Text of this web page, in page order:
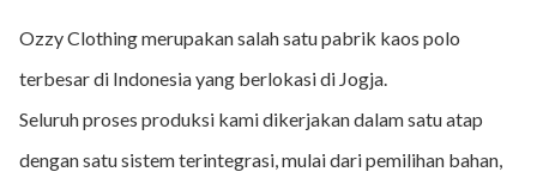
Ozzy Clothing merupakan salah satu pabrik kaos polo
terbesar di Indonesia yang berlokasi di Jogja.
Seluruh proses produksi kami dikerjakan dalam satu atap
dengan satu sistem terintegrasi, mulai dari pemilihan bahan,